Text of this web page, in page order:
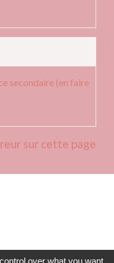
secondaire (en faire
sur cette page
- BP 15
over what you want